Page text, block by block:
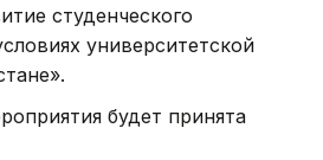
студенческого
университетской
будет принята